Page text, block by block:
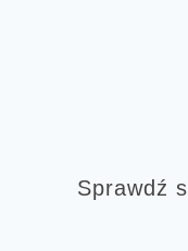
Sprawdź